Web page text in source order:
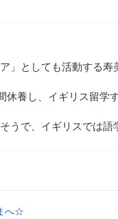
」としても活動する
休養し、イギリス留学
うで、イギリスでは語
へ☆